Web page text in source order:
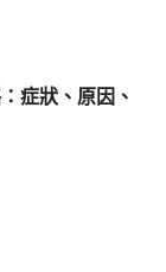
症狀、原因、